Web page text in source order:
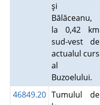
şi
Bălăceanu,
la 0,42 km
sud-vest de
actualul curs
al
Buzoelului.
46849.20 Tumulul de